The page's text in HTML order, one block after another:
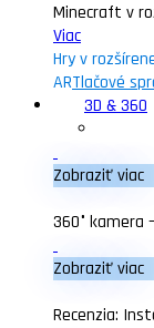
Minecraft v
Viac
Hry v
ARTlačové
3D & 360
Zobraziť viac
360° kamera
Zobraziť viac
Recenzia: